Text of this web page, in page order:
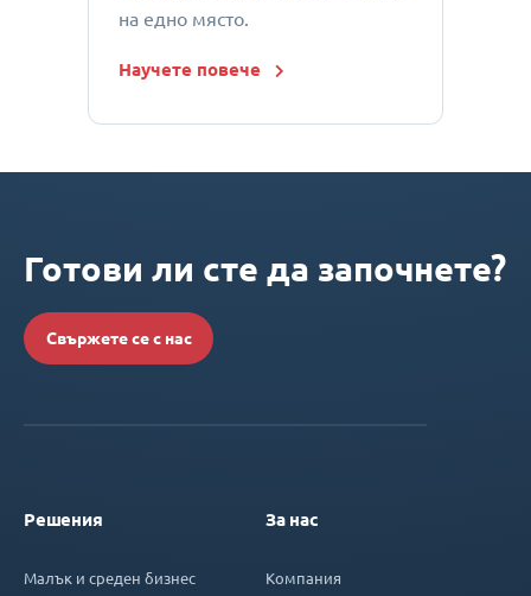
на едно място.
Научете повече
Готови ли сте да започнете?
Свържете се с нас
Решения
Малък и среден бизнес
За нас
Компания